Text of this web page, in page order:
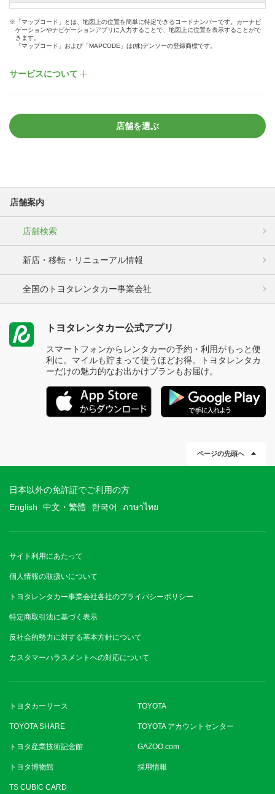
※「マップコード」とは、地図上の位置を簡単に特定できるコードナンバーです。カーナビ
ゲーションやナビゲーションアプリに入力することで、地図上に位置を表示することがで
きます。
「マップコード」および「MAPCODE」は(株)デンソーの登録商標です。
サービスについて
店舗を選ぶ
店舗案内
店舗検索
新店・移転・リニューアル情報
全国のトヨタレンタカー事業会社
トヨタレンタカー公式アプリ
スマートフォンからレンタカーの予約・利用がもっと便
利に。マイルも貯まって使うほどお得。トヨタレンタカ
ーだけの魅力的なお出かけプランもお届け。
ページの先頭へ
日本以外の免許証でご利用の方
English
中文・繁體 한국어 ภาษาไทย
サイト利用にあたって
個人情報の取扱いについて
トヨタレンタカー事業会社各社のプライバシーポリシー
特定商取引法に基づく表示
反社会的勢力に対する基本方針について
カスタマーハラスメントへの対応について
トヨタカーリース TOYOTA
TOYOTA SHARE TOYOTA アカウントセンター
トヨタ産業技術記念館 GAZOO.com
トヨタ博物館 採用情報
TS CUBIC CARD